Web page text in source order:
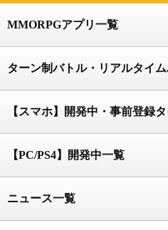
MMORPGアプリ一覧
ターン制バトル・リアルタイ
【スマホ】開発中・事前登録
【PC/PS4】開発中一覧
ニュース一覧